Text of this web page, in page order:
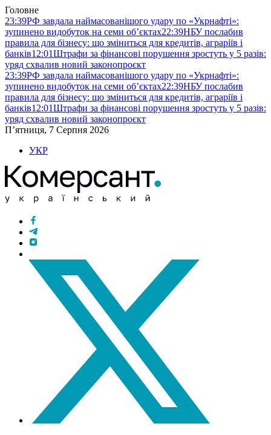
Головне
23:39РФ завдала наймасованішого удару по «Укрнафті»:
зупинено видобуток на семи об’єктах22:39НБУ послабив
правила для бізнесу: що зміниться для кредитів, аграріїв і
банків12:01Штрафи за фінансові порушення зростуть у 5 разів:
уряд схвалив новий законопроєкт
23:39РФ завдала наймасованішого удару по «Укрнафті»:
зупинено видобуток на семи об’єктах22:39НБУ послабив
правила для бізнесу: що зміниться для кредитів, аграріїв і
банків12:01Штрафи за фінансові порушення зростуть у 5 разів:
уряд схвалив новий законопроєкт
П’ятниця, 7 Серпня 2026
УКР